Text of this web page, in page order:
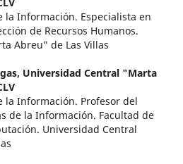
la Información. Especialista en
de Recursos Humanos.
Abreu" de Las Villas
Universidad Central "Marta
la Información. Profesor del
de la Información. Facultad de
Universidad Central